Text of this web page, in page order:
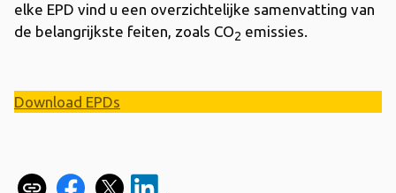
elke EPD vind u een overzichtelijke samenvatting van
de belangrijkste feiten, zoals CO2 emissies.
Download EPDs